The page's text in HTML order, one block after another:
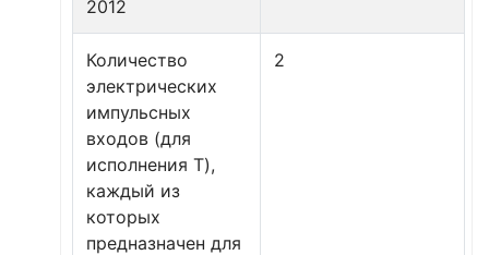
2012
Количество
электрических
импульсных
входов (для
исполнения T),
каждый из
которых
предназначен для
2